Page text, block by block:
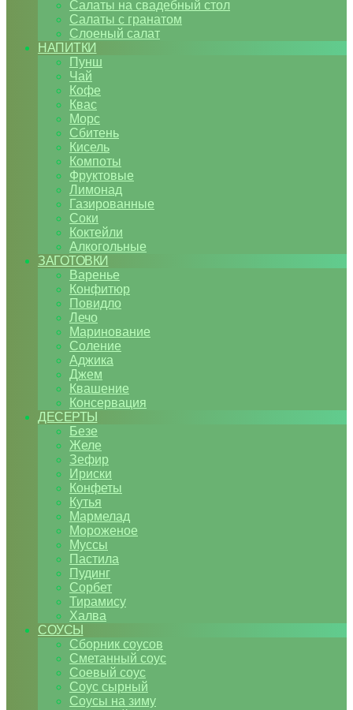
Салаты на свадебный стол
Салаты с гранатом
Слоеный салат
НАПИТКИ
Пунш
Чай
Кофе
Квас
Морс
Сбитень
Кисель
Компоты
Фруктовые
Лимонад
Газированные
Соки
Коктейли
Алкогольные
ЗАГОТОВКИ
Варенье
Конфитюр
Повидло
Лечо
Маринование
Соление
Аджика
Джем
Квашение
Консервация
ДЕСЕРТЫ
Безе
Желе
Зефир
Ириски
Конфеты
Кутья
Мармелад
Мороженое
Муссы
Пастила
Пудинг
Сорбет
Тирамису
Халва
СОУСЫ
Сборник соусов
Сметанный соус
Соевый соус
Соус сырный
Соусы на зиму